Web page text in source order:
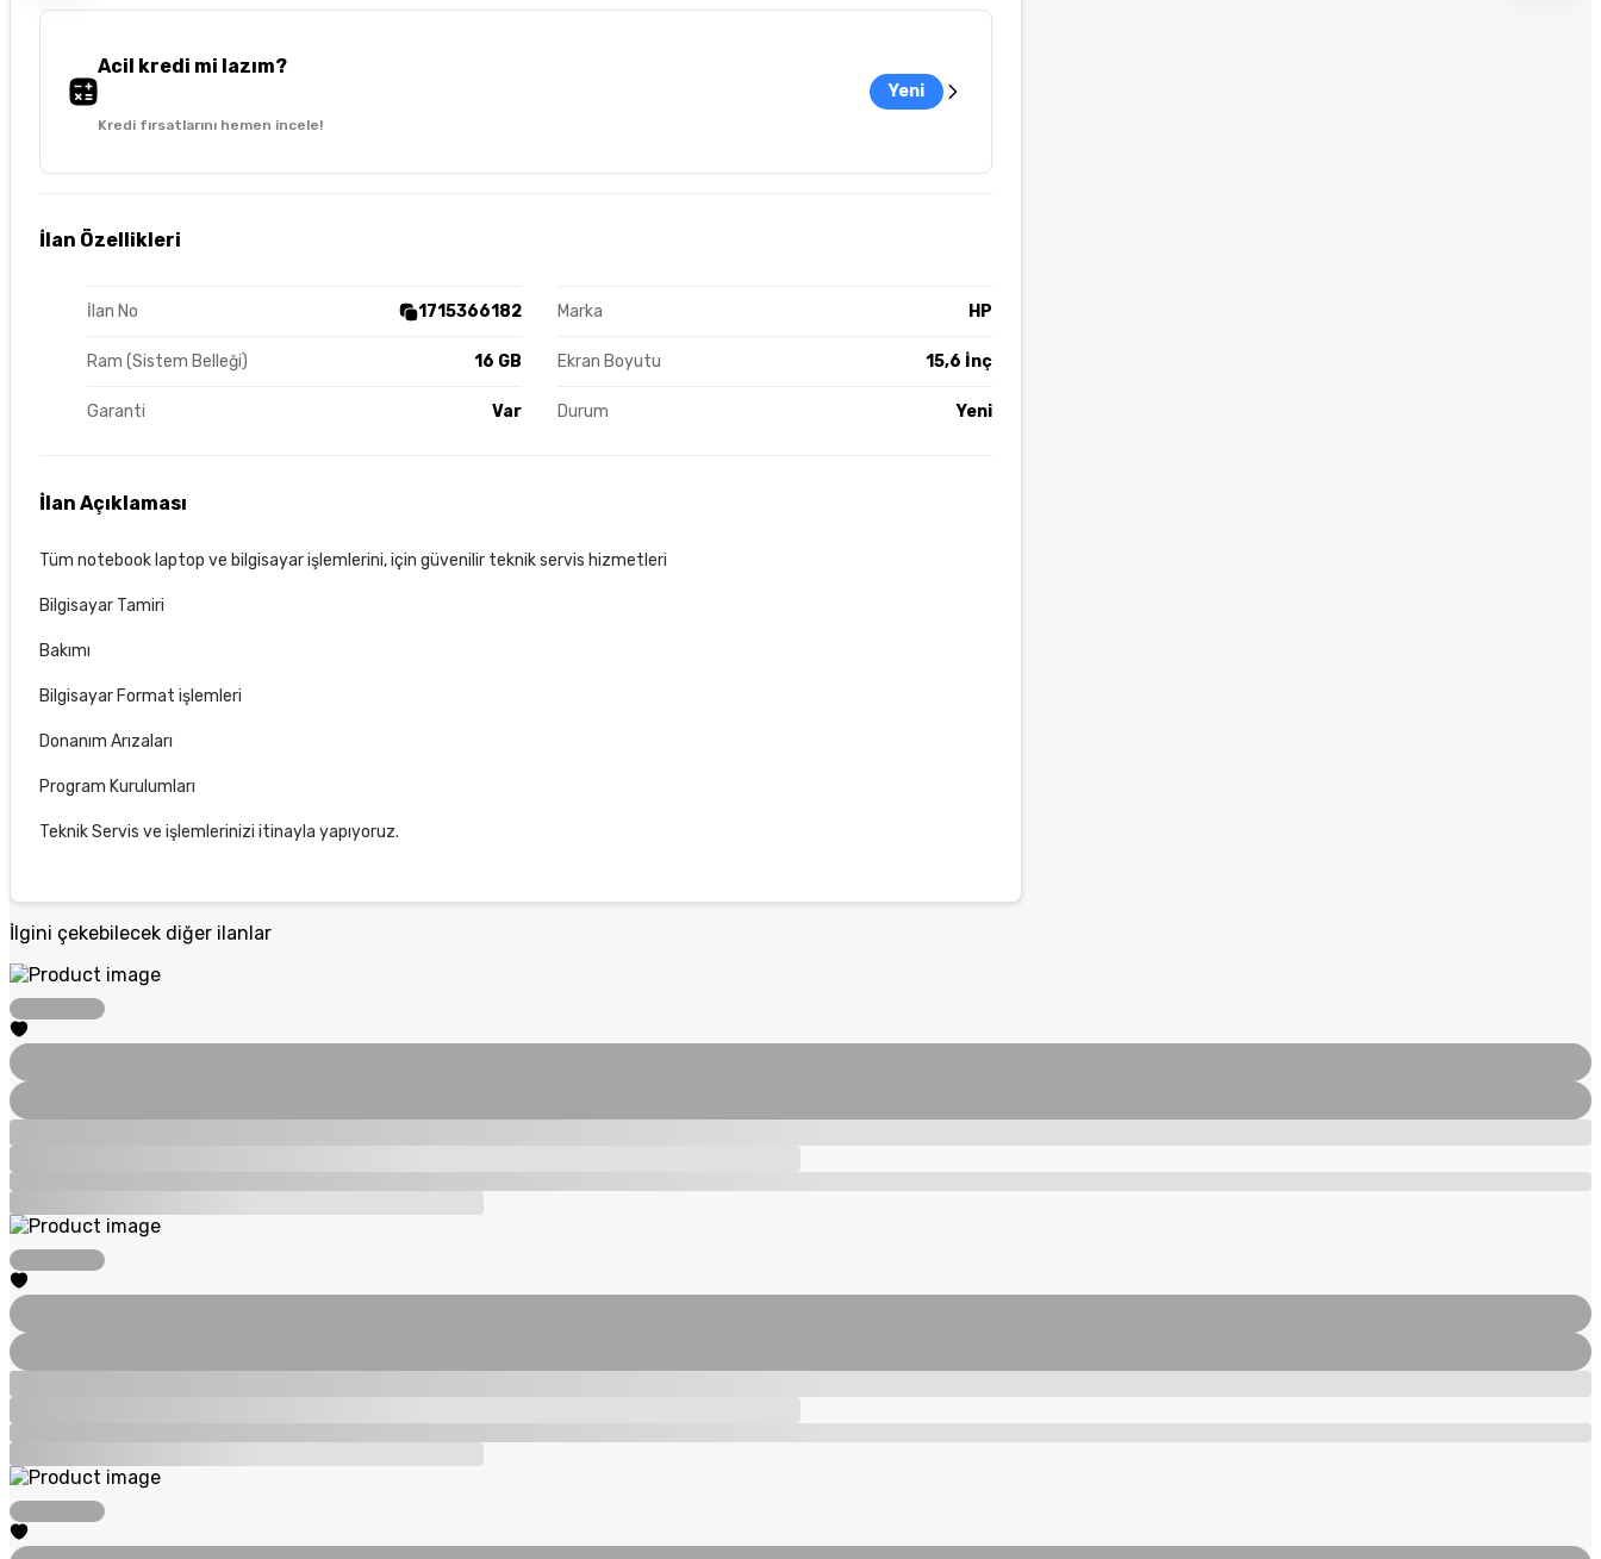
Acil kredi mi lazım?
Kredi fırsatlarını hemen incele!
Yeni
İlan Özellikleri
İlan No 1715366182 Marka HP
Ram (Sistem Belleği) 16 GB Ekran Boyutu 15,6 İnç
Garanti Var Durum Yeni
İlan Açıklaması
Tüm notebook laptop ve bilgisayar işlemlerini, için güvenilir teknik servis hizmetleri
Bilgisayar Tamiri
Bakımı
Bilgisayar Format işlemleri
Donanım Arızaları
Program Kurulumları
Teknik Servis ve işlemlerinizi itinayla yapıyoruz.
İlgini çekebilecek diğer ilanlar